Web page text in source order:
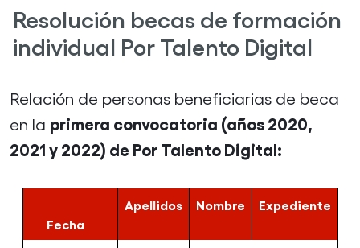
Resolución becas de formación
individual Por Talento Digital
Relación de personas beneficiarias de beca
en la primera convocatoria (años 2020,
2021 y 2022) de Por Talento Digital:
Fecha
Apellidos Nombre Expediente